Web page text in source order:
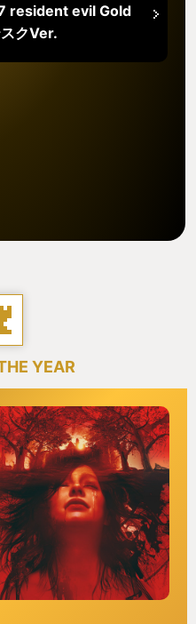
resident evil Gold
クVer.
YEAR